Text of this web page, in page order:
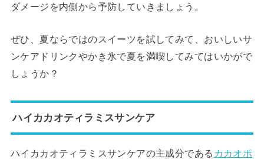
ダメージを内側から予防していきましょう。
ぜひ、夏ならではのスイーツを試してみて、おいしいサ
ンケアドリンクやかき氷で夏を満喫してみてはいかがで
しょうか？
ハイカカオティラミスサンケア
ハイカカオティラミスサンケアの主成分である カカオポ